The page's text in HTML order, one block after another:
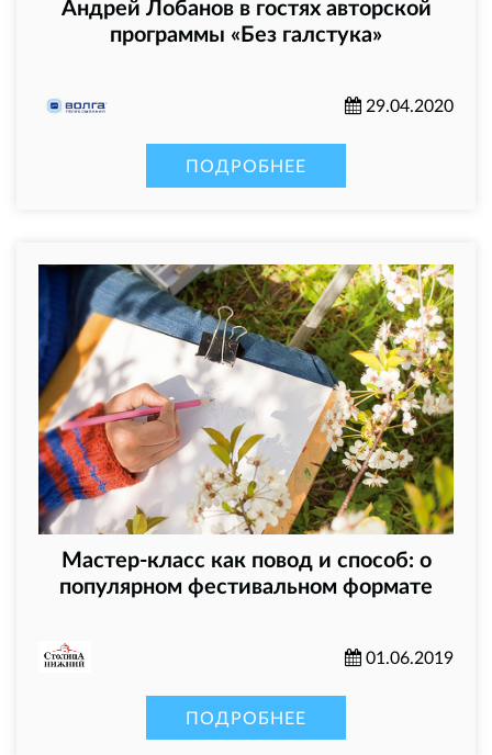
Андрей Лобанов в гостях авторской
программы «Без галстука»
29.04.2020
ПОДРОБНЕЕ
Мастер-класс как повод и способ: о
популярном фестивальном формате
01.06.2019
ПОДРОБНЕЕ